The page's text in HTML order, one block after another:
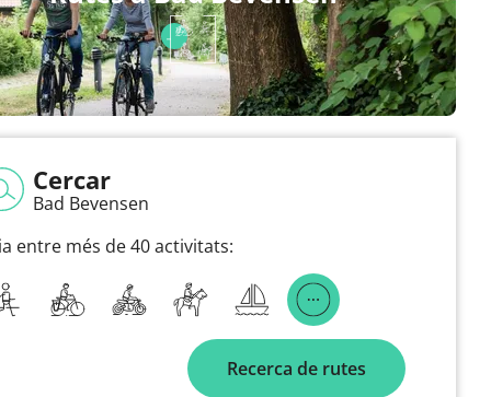
Cercar
Bad Bevensen
entre més de 40 activitats:
Recerca de rutes